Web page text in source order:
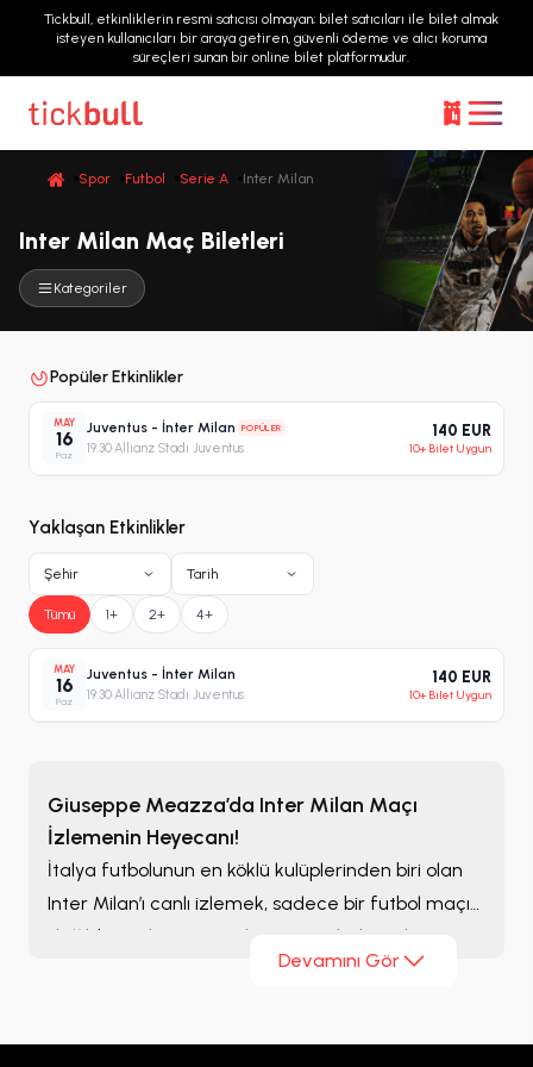
Tickbull, etkinliklerin resmi satıcısı olmayan; bilet satıcıları ile bilet almak
isteyen kullanıcıları bir araya getiren, güvenli ödeme ve alıcı koruma
süreçleri sunan bir online bilet platformudur.
Spor Futbol Serie A Inter Milan
Inter Milan Maç Biletleri
Kategoriler
Popüler Etkinlikler
MAY
16
Paz
Juventus - İnter Milan POPÜLER
19:30·Allianz Stadı Juventus
140 EUR
10+ Bilet Uygun
Yaklaşan Etkinlikler
Şehir Tarih
Tümü 1+ 2+ 4+
MAY
16
Paz
Juventus - İnter Milan
19:30·Allianz Stadı Juventus
140 EUR
10+ Bilet Uygun
Giuseppe Meazza’da Inter Milan Maçı
İzlemenin Heyecanı!
İtalya futbolunun en köklü kulüplerinden biri olan
Inter Milan’ı canlı izlemek, sadece bir futbol maçı
değil, bir tutkuyu yerinde yaşamak demektir.
Milano’nun simgesi haline gelen Giuseppe
Devamını Gör